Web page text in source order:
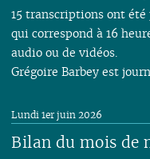
15 transcriptions ont
qui correspond à 16
audio ou de vidéos.
Grégoire Barbey est
Bilan du mois de
Lundi 1er juin 2026